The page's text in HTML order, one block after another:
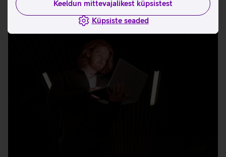
Keeldun mittevajalikest küpsistest
Küpsiste seaded